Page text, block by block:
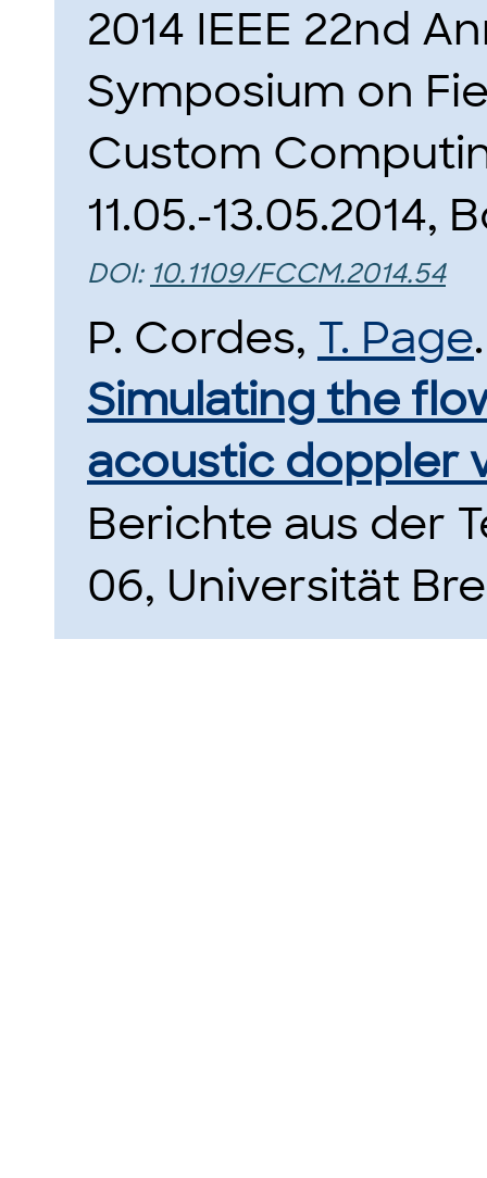
2014 IEEE 22nd
Symposium on
Custom
11.05.-13.05.2014,
DOI: 10.1109/FCCM.2014.54
P. Cordes, T. Page.
Simulating the
acoustic doppler
Berichte aus der
06, Universität